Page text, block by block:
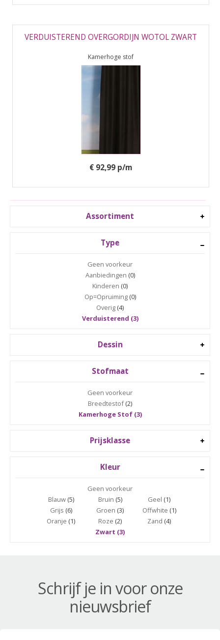
Assortiment
Type
Geen voorkeur
Aanbiedingen (0)
Kinderen (0)
Op=Opruiming(0)
Overig (4)
Verduisterend (3)
Dessin
Stofmaat
Geen voorkeur
Breedtestof(2)
Kamerhoge Stof (3)
Prijsklasse
Kleur
Geen voorkeur
Blauw(5) Bruin (5) Geel (1)
Grijs (6) Groen (3) Offwhite (1)
Oranje (1) Roze (2) Zand (4)
Zwart (3)
VERDUISTEREND OVERGORDIJN WOTOL ZWART
Kamerhoge stof
€ 92,99 p/m
Schrijf je in voor onze
nieuwsbrief